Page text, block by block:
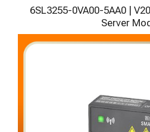
6SL3255-0VA00-5AA0 |
Server